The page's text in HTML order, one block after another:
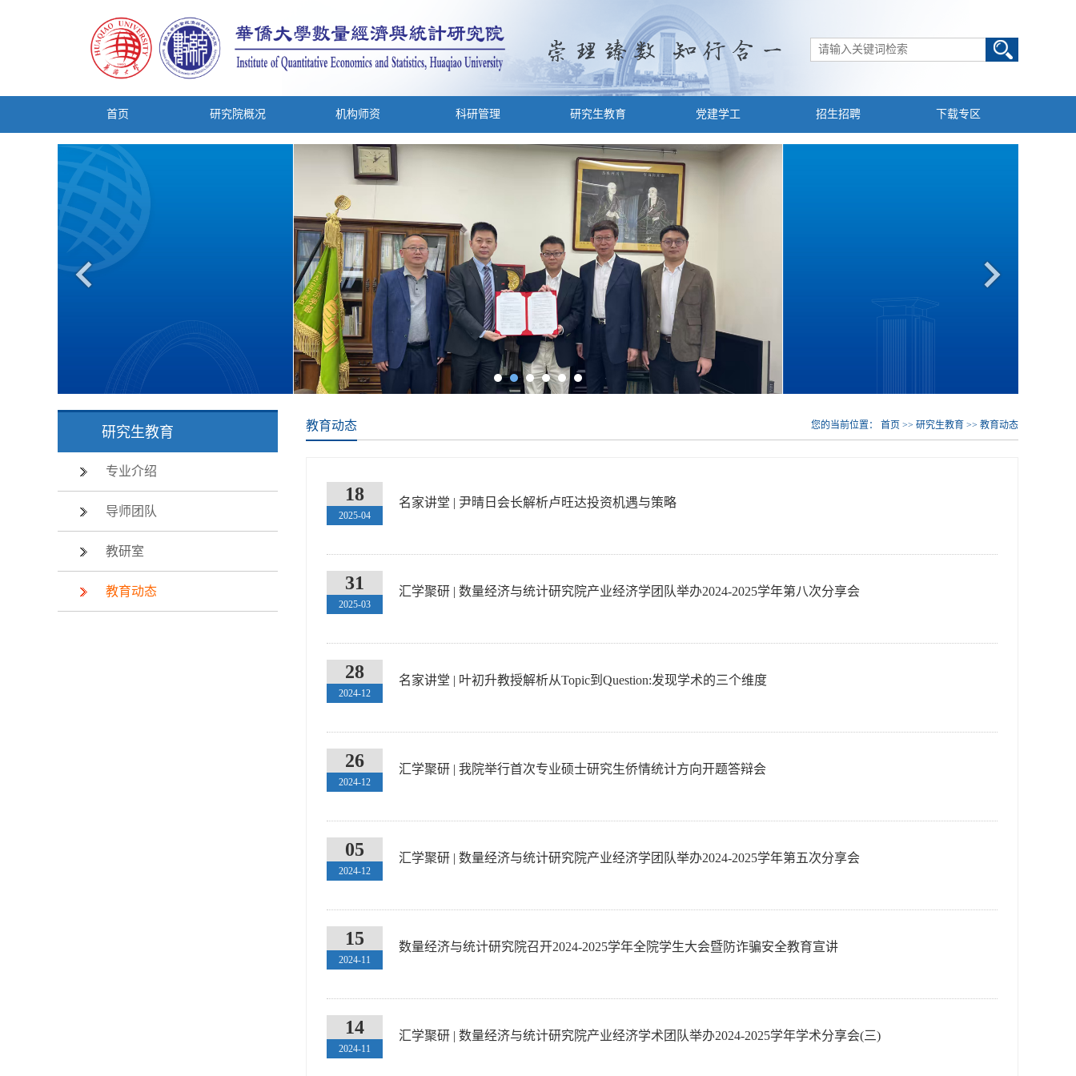
首页 研究院概况 机构师资 科研管理 研究生教育 党建学工 招生招聘 下载专区
研究生教育
专业介绍
导师团队
教研室
教育动态
教育动态 您的当前位置： 首页 >> 研究生教育 >> 教育动态
18
2025-04
名家讲堂 | 尹晴日会长解析卢旺达投资机遇与策略
31
2025-03
汇学聚研 | 数量经济与统计研究院产业经济学团队举办2024-2025学年第八次分享会
28
2024-12
名家讲堂 | 叶初升教授解析从Topic到Question:发现学术的三个维度
26
2024-12
汇学聚研 | 我院举行首次专业硕士研究生侨情统计方向开题答辩会
05
2024-12
汇学聚研 | 数量经济与统计研究院产业经济学团队举办2024-2025学年第五次分享会
15
2024-11
数量经济与统计研究院召开2024-2025学年全院学生大会暨防诈骗安全教育宣讲
14
2024-11
汇学聚研 | 数量经济与统计研究院产业经济学术团队举办2024-2025学年学术分享会(三)